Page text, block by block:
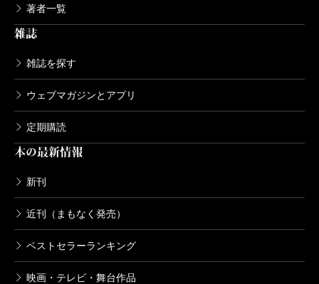
著者一覧
雑誌
雑誌を探す
ウェブマガジンとアプリ
定期購読
本の最新情報
新刊
近刊（まもなく発売）
ベストセラーランキング
映画・テレビ・舞台作品